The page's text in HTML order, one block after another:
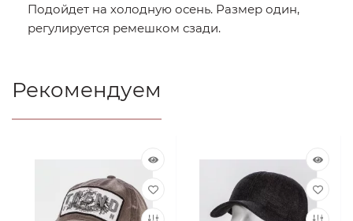
Подойдет на холодную осень. Размер один,
регулируется ремешком сзади.
Рекомендуем